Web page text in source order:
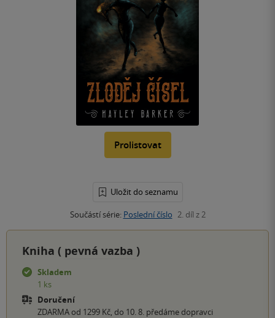
Prolistovat
Uložit do seznamu
Součástí série: Poslední číslo 2. díl z 2
Kniha ( pevná vazba )
Skladem
1 ks
Doručení
ZDARMA od 1299 Kč, do 10. 8. předáme dopravci